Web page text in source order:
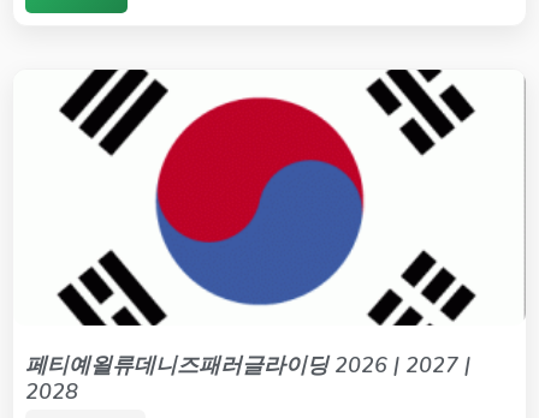
페티예욀류데니즈패러글라이딩 2026 | 2027 |
2028